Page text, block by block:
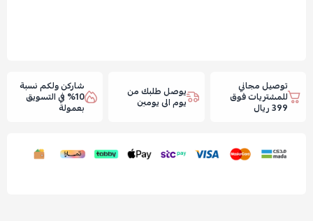
توصيل مجاني
للمشتريات فوق
399 ريال
يوصل طلبك من
يوم الى يومين
شاركن ولكم نسبة
10% في التسويق
بعمولة